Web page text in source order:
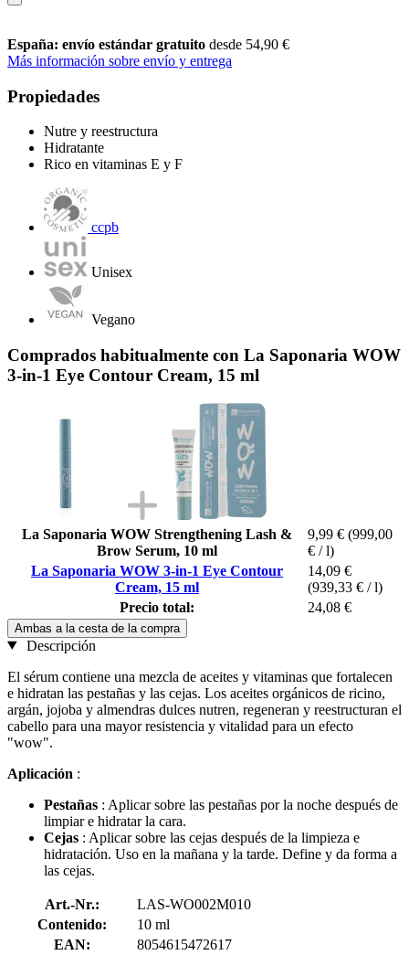
España: envío estándar gratuito desde 54,90 €
Más información sobre envío y entrega
Propiedades
Nutre y reestructura
Hidratante
Rico en vitaminas E y F
ccpb
Unisex
Vegano
Comprados habitualmente con La Saponaria WOW
3-in-1 Eye Contour Cream, 15 ml
La Saponaria WOW Strengthening Lash &
Brow Serum, 10 ml
9,99 € (999,00
€ / l)
La Saponaria WOW 3-in-1 Eye Contour
Cream, 15 ml
14,09 €
(939,33 € / l)
Precio total:
24,08 €
Ambas a la cesta de la compra
Descripción
El sérum contiene una mezcla de aceites y vitaminas que fortalecen
e hidratan las pestañas y las cejas. Los aceites orgánicos de ricino,
argán, jojoba y almendras dulces nutren, regeneran y reestructuran el
cabello para una mayor resistencia y vitalidad para un efecto
"wow".
Aplicación :
Pestañas : Aplicar sobre las pestañas por la noche después de
limpiar e hidratar la cara.
Cejas : Aplicar sobre las cejas después de la limpieza e
hidratación. Uso en la mañana y la tarde. Define y da forma a
las cejas.
Art.-Nr.:
LAS-WO002M010
Contenido:
10 ml
EAN:
8054615472617